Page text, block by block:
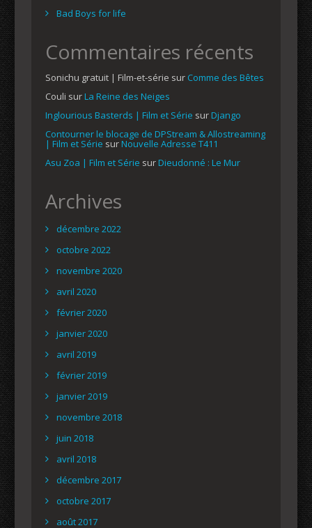
Bad Boys for life
Commentaires récents
Sonichu gratuit | Film-et-série sur Comme des Bêtes
Couli surLa Reine des Neiges
Inglourious Basterds | Film et Série surDjango
Contourner le blocage de DPStream & Allostreaming
| Film et Série surNouvelle Adresse T411
Asu Zoa | Film et Série surDieudonné : Le Mur
Archives
décembre 2022
octobre 2022
novembre 2020
avril 2020
février 2020
janvier 2020
avril 2019
février 2019
janvier 2019
novembre 2018
juin 2018
avril 2018
décembre 2017
octobre 2017
août 2017